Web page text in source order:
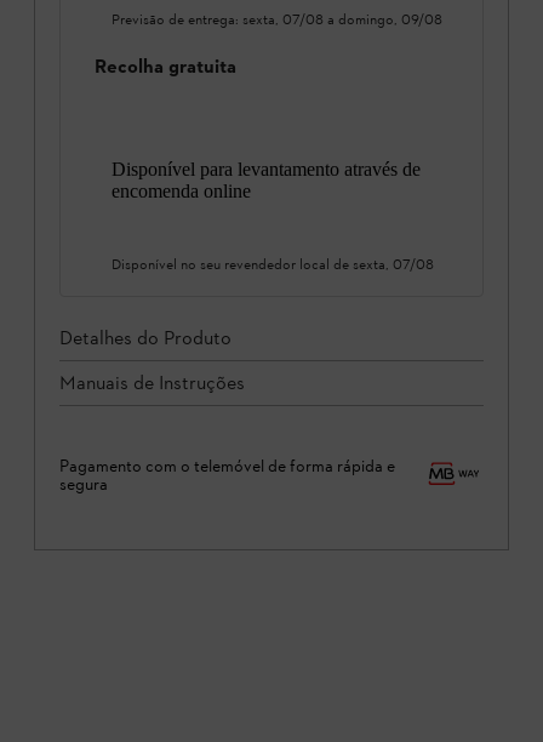
Previsão de entrega: sexta, 07/08 a domingo, 09/08
Recolha gratuita
Disponível para levantamento através de
encomenda online
Disponível no seu revendedor local de sexta, 07/08
Detalhes do Produto
Manuais de Instruções
Pagamento com o telemóvel de forma rápida e
segura